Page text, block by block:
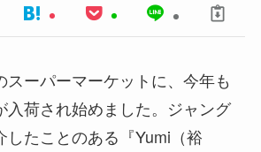
スーパーマーケットに、今年も
入荷され始めました。ジャング
したことのある『Yumi（裕